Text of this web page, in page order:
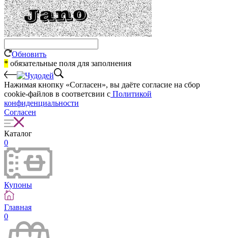
Обновить
* обязательные поля для заполнения
Нажимая кнопку «Согласен», вы даёте cогласие на сбор
cookie-файлов в соответсвии с Политикой
конфиденциальности
Согласен
Каталог
0
Купоны
Главная
0